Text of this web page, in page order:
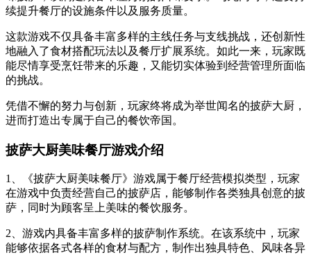
续提升餐厅的设施条件以及服务质量。
这款游戏不仅具备丰富多样的主线任务与支线挑战，还创新性
地融入了食材搭配玩法以及餐厅扩展系统。如此一来，玩家既
能尽情享受烹饪带来的乐趣，又能切实体验到经营管理所面临
的挑战。
凭借不懈的努力与创新，玩家终将成为举世闻名的披萨大厨，
进而打造出专属于自己的餐饮帝国。
披萨大厨美味餐厅游戏介绍
1、《披萨大厨美味餐厅》游戏属于餐厅经营模拟类型，玩家
在游戏中负责经营自己的披萨店，能够制作各类独具创意的披
萨，同时为顾客呈上美味的餐饮服务。
2、游戏内具备丰富多样的披萨制作系统。在该系统中，玩家
能够依据各式各样的食材与配方，制作出独具特色、风味各异